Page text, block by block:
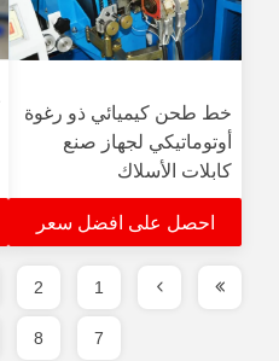
خط طحن كيميائي ذو رغوة
أوتوماتيكي لجهاز صنع
كابلات الأسلاك
احصل على افضل سعر
1
2
7
8